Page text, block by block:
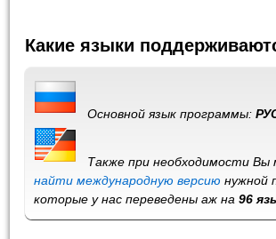
Какие языки
Основной язык программы:
Также при необходимости
найти международную версию нужной
которые у нас переведены аж на96